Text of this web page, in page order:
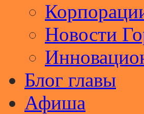
Новости
Блог главы
Афиша